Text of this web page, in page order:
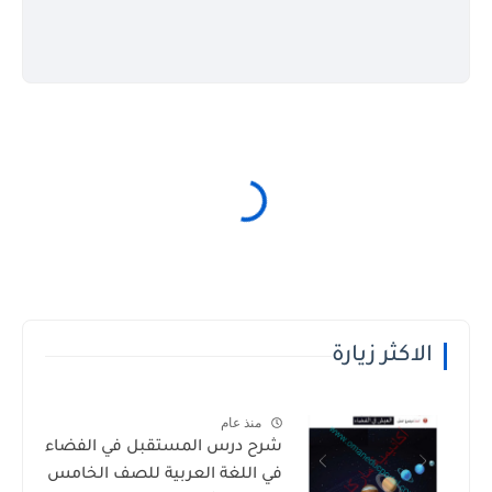
الاكثر زيارة
منذ عام
شرح درس المستقبل في الفضاء
في اللغة العربية للصف الخامس